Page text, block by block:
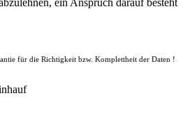
für die Richtigkeit bzw. Komplettheit der Daten !